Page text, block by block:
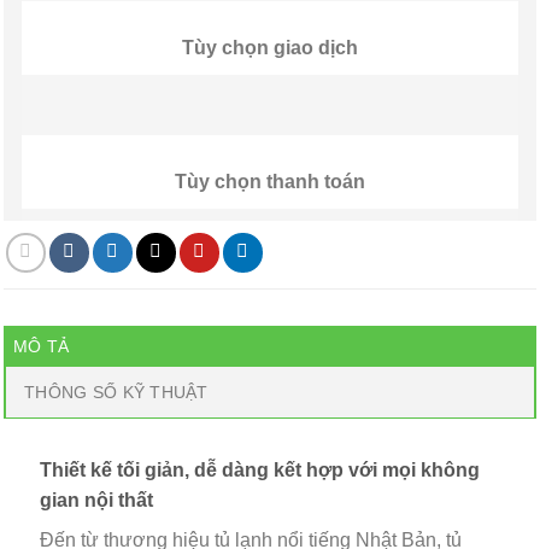
Tùy chọn giao dịch
Tùy chọn thanh toán
MÔ TẢ
THÔNG SỐ KỸ THUẬT
Thiết kế tối giản, dễ dàng kết hợp với mọi không
gian nội thất
Đến từ thương hiệu tủ lạnh nổi tiếng Nhật Bản, tủ